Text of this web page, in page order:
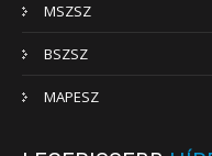
MSZSZ
BSZSZ
MAPESZ